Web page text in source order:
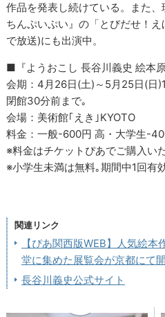
作品を発表し続けている。また
ちんぷいぷい』の「とびだせ！
で放送)にも出演中。
■『ようおこし 長谷川義史 絵本原
会期：4月26日(土)～5月25日(
閉館30分前まで｡
会場：美術館｢えき｣KYOTO
料金：一般-600円 高・大学生-
※料金はチケットぴあでご購入い
※小学生未満は無料｡期間中1回有
関連リンク
【ぴあ関西版WEB】人気絵
堂に集めた展覧会が京都にて
長谷川義史公式サイト